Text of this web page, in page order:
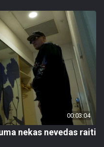
00:03:04
nekas nevedas raiti